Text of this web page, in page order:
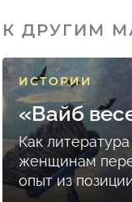
К ДРУГИМ
ИСТОРИИ
«Вайб
Как
женщинам
опыт из